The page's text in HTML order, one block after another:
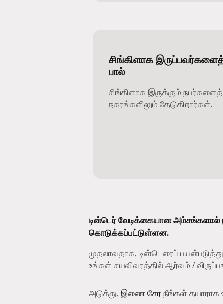
சிங்கிளாக
பால்
சிங்கிளாக இருக்கும்
நகரங்களிலும் தேடுகிறார்கள்.
டின்டெர் வேடிக்கையான அம்சங்களால்
கொடுக்கப்பட்டுள்ளன.
முதலாவதாக, டின்டெரைப்
உங்கள் சுயவிவரத்தில் ஆர்வம் /
அடுத்து, இணை சேர நீங்கள்